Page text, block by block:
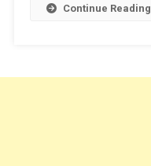
Continue Reading